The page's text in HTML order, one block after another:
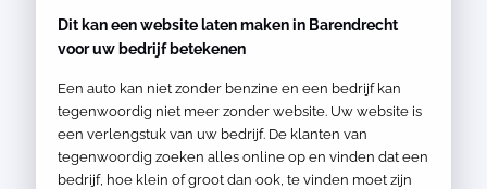
Dit kan een website laten maken in Barendrecht
voor uw bedrijf betekenen
Een auto kan niet zonder benzine en een bedrijf kan
tegenwoordig niet meer zonder website. Uw website is
een verlengstuk van uw bedrijf. De klanten van
tegenwoordig zoeken alles online op en vinden dat een
bedrijf, hoe klein of groot dan ook, te vinden moet zijn